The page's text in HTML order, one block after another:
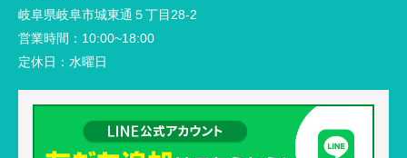
岐阜県岐阜市城東通５丁目28-2
営業時間： 10:00~18:00
定休日： 水曜日